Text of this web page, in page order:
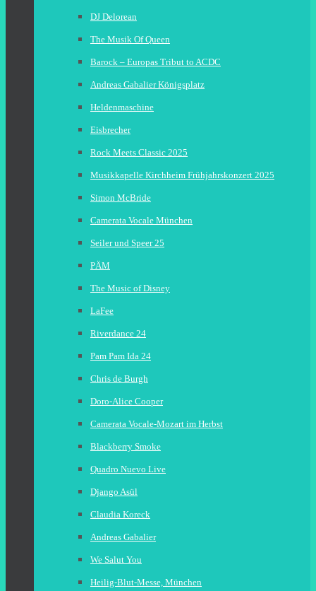
DJ Delorean
The Musik Of Queen
Barock – Europas Tribut to ACDC
Andreas Gabalier Königsplatz
Heldenmaschine
Eisbrecher
Rock Meets Classic 2025
Musikkapelle Kirchheim Frühjahrskonzert 2025
Simon McBride
Camerata Vocale München
Seiler und Speer 25
PÄM
The Music of Disney
LaFee
Riverdance 24
Pam Pam Ida 24
Chris de Burgh
Doro-Alice Cooper
Camerata Vocale-Mozart im Herbst
Blackberry Smoke
Quadro Nuevo Live
Django Asül
Claudia Koreck
Andreas Gabalier
We Salut You
Heilig-Blut-Messe, München